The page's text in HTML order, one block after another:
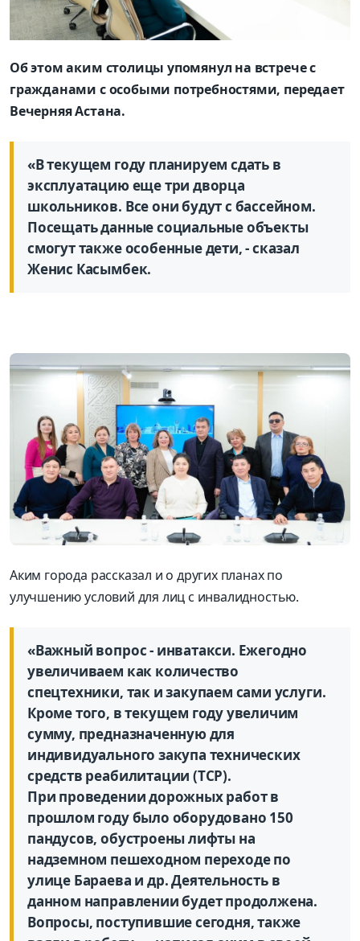
Об этом аким столицы упомянул на встрече с
гражданами с особыми потребностями, передает
Вечерняя Астана.
«В текущем году планируем сдать в
эксплуатацию еще три дворца
школьников. Все они будут с бассейном.
Посещать данные социальные объекты
смогут также особенные дети, - сказал
Женис Касымбек.
Аким города рассказал и о других планах по
улучшению условий для лиц с инвалидностью.
«Важный вопрос - инватакси. Ежегодно
увеличиваем как количество
спецтехники, так и закупаем сами услуги.
Кроме того, в текущем году увеличим
сумму, предназначенную для
индивидуального закупа технических
средств реабилитации (ТСР).
При проведении дорожных работ в
прошлом году было оборудовано 150
пандусов, обустроены лифты на
надземном пешеходном переходе по
улице Бараева и др. Деятельность в
данном направлении будет продолжена.
Вопросы, поступившие сегодня, также